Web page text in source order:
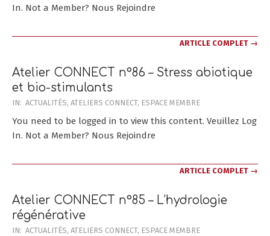
In. Not a Member? Nous Rejoindre
ARTICLE COMPLET →
Atelier CONNECT n°86 – Stress abiotique
et bio-stimulants
2024-
12-
14
IN: ACTUALITÉS, ATELIERS CONNECT, ESPACE MEMBRE
You need to be logged in to view this content. Veuillez Log
In. Not a Member? Nous Rejoindre
ARTICLE COMPLET →
Atelier CONNECT n°85 – L’hydrologie
régénérative
2024-
IN: ACTUALITÉS, ATELIERS CONNECT, ESPACE MEMBRE